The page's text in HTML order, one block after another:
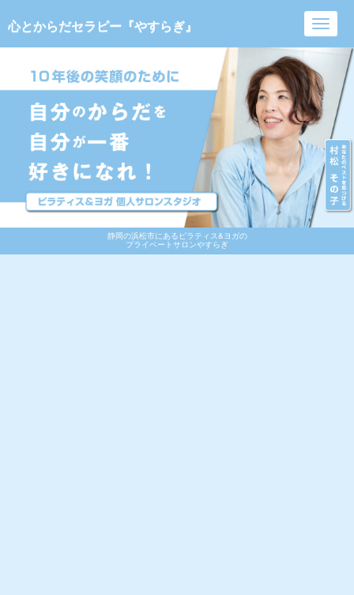
静岡の浜松市にあるピラティス&ヨガの
プライベートサロンやすらぎ
心とからだセラピー『やすらぎ』